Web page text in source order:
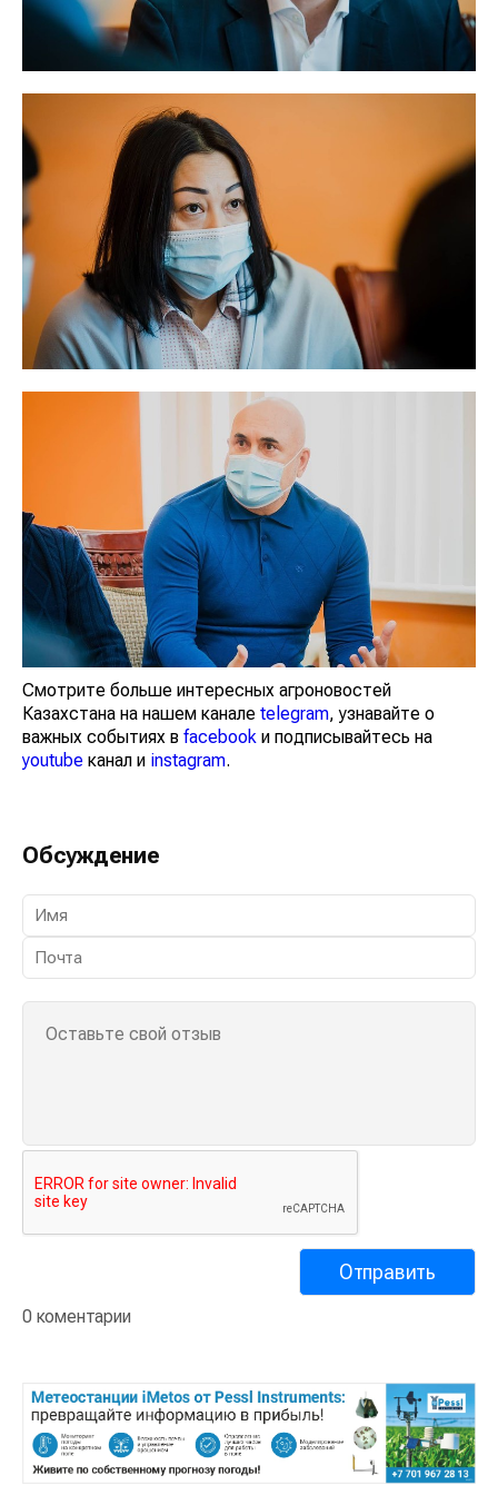
Смотрите больше интересных агроновостей
Казахстана на нашем канале telegram, узнавайте о
важных событиях в facebook и подписывайтесь на
youtube канал и instagram.
Обсуждение
0 коментарии